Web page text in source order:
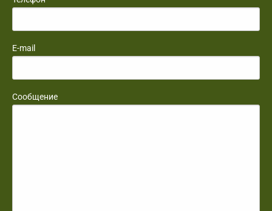
E-mail
Сообщение